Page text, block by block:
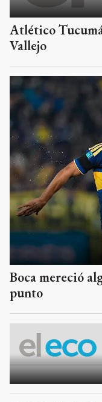
Atlético
Vallejo
Boca mereció
punto